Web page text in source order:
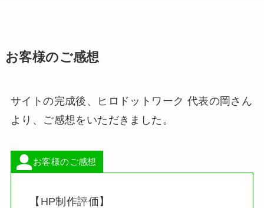
お客様のご感想
サイトの完成後、ヒロドットワーク 代表の岡さん
より、ご感想をいただきました。
お客様のご感想
【HP制作評価】